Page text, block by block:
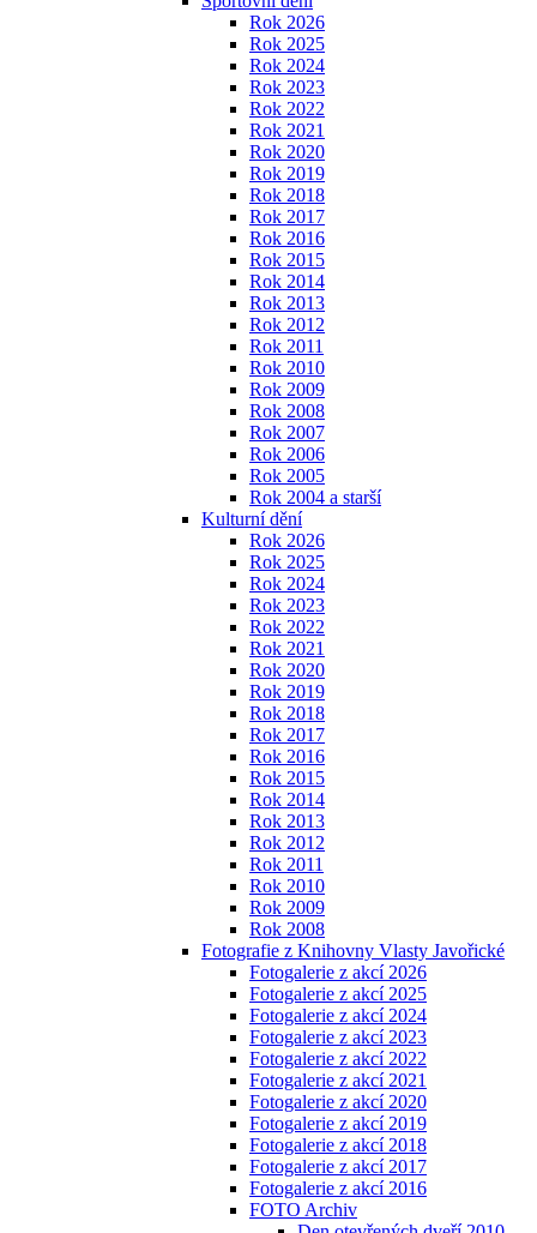
Rok 2026
Rok 2025
Rok 2024
Rok 2023
Rok 2022
Rok 2021
Rok 2020
Rok 2019
Rok 2018
Rok 2017
Rok 2016
Rok 2015
Rok 2014
Rok 2013
Rok 2012
Rok 2011
Rok 2010
Rok 2009
Rok 2008
Rok 2007
Rok 2006
Rok 2005
Rok 2004 a starší
Kulturní dění
Rok 2026
Rok 2025
Rok 2024
Rok 2023
Rok 2022
Rok 2021
Rok 2020
Rok 2019
Rok 2018
Rok 2017
Rok 2016
Rok 2015
Rok 2014
Rok 2013
Rok 2012
Rok 2011
Rok 2010
Rok 2009
Rok 2008
Fotografie z Knihovny Vlasty Javořické
Fotogalerie z akcí 2026
Fotogalerie z akcí 2025
Fotogalerie z akcí 2024
Fotogalerie z akcí 2023
Fotogalerie z akcí 2022
Fotogalerie z akcí 2021
Fotogalerie z akcí 2020
Fotogalerie z akcí 2019
Fotogalerie z akcí 2018
Fotogalerie z akcí 2017
Fotogalerie z akcí 2016
FOTO Archiv